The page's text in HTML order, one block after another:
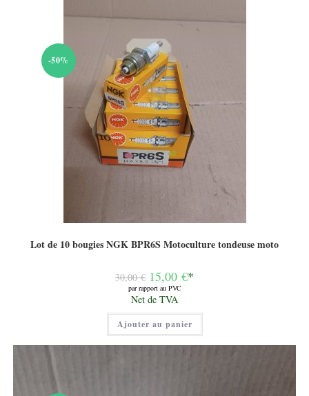
-50%
Lot de 10 bougies NGK BPR6S Motoculture tondeuse moto
30,00€ Le
prix
initial
était :
30,00 €.
15,00 €*
par rapport au PVC
Le
prix
actuel
est :
15,00 €.
Net de TVA
Ajouter au panier